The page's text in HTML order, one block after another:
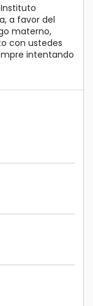
a favor del
materno,
con ustedes
intentando